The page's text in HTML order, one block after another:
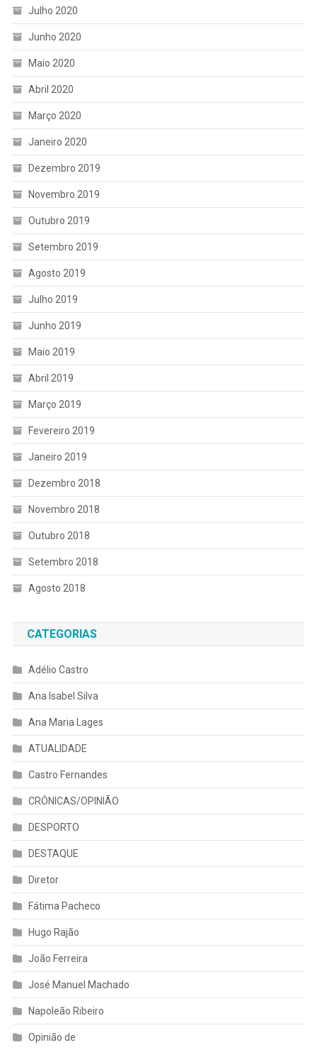
Julho 2020
Junho 2020
Maio 2020
Abril 2020
Março 2020
Janeiro 2020
Dezembro 2019
Novembro 2019
Outubro 2019
Setembro 2019
Agosto 2019
Julho 2019
Junho 2019
Maio 2019
Abril 2019
Março 2019
Fevereiro 2019
Janeiro 2019
Dezembro 2018
Novembro 2018
Outubro 2018
Setembro 2018
Agosto 2018
CATEGORIAS
Adélio Castro
Ana Isabel Silva
Ana Maria Lages
ATUALIDADE
Castro Fernandes
CRÓNICAS/OPINIÃO
DESPORTO
DESTAQUE
Diretor
Fátima Pacheco
Hugo Rajão
João Ferreira
José Manuel Machado
Napoleão Ribeiro
Opinião de